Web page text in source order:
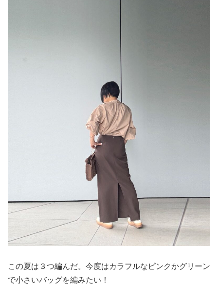
この夏は３つ編んだ。今度はカラフルなピンクかグリーン
で小さいバッグを編みたい！